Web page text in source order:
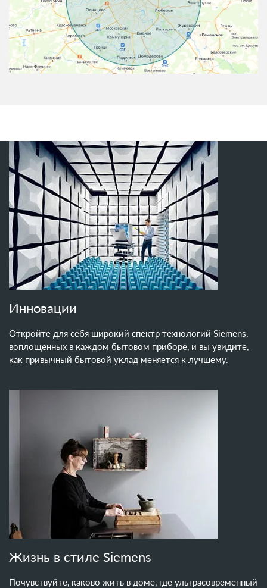
Инновации
Откройте для себя широкий спектр технологий Siemens,
воплощенных в каждом бытовом приборе, и вы увидите,
как привычный бытовой уклад меняется к лучшему.
Жизнь в стиле Siemens
Почувствуйте, каково жить в доме, где ультрасовременный